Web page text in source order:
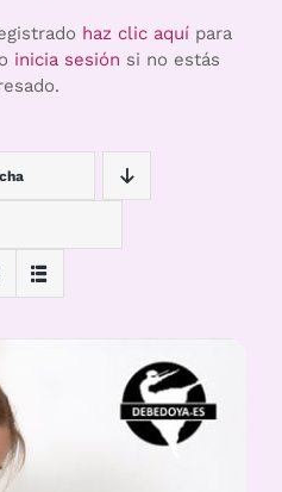
haz clic aquípara
inicia sesión si no estás